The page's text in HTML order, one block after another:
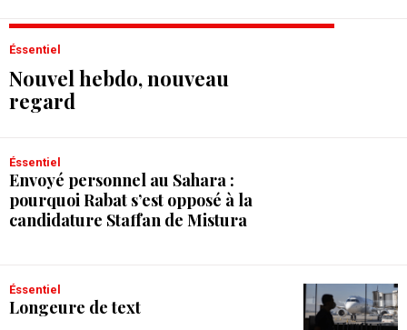
Éssentiel
Nouvel hebdo, nouveau
regard
Éssentiel
Envoyé personnel au Sahara :
pourquoi Rabat s’est opposé à la
candidature Staffan de Mistura
Éssentiel
Longeure de text